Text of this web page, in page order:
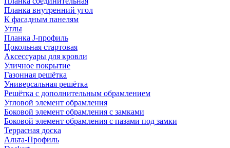
Планка внутренний угол
К фасадным панелям
Углы
Планка J-профиль
Цокольная стартовая
Аксессуары для кровли
Уличное покрытие
Газонная решётка
Универсальная решётка
Решётка с дополнительным обрамлением
Угловой элемент обрамления
Боковой элемент обрамления с замками
Боковой элемент обрамления с пазами под замки
Террасная доска
Альта-Профиль